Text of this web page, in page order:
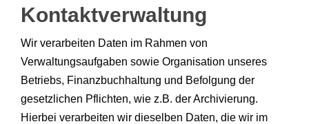
Kontaktverwaltung
Wir verarbeiten Daten im Rahmen von
Verwaltungsaufgaben sowie Organisation unseres
Betriebs, Finanzbuchhaltung und Befolgung der
gesetzlichen Pflichten, wie z.B. der Archivierung.
Hierbei verarbeiten wir dieselben Daten, die wir im